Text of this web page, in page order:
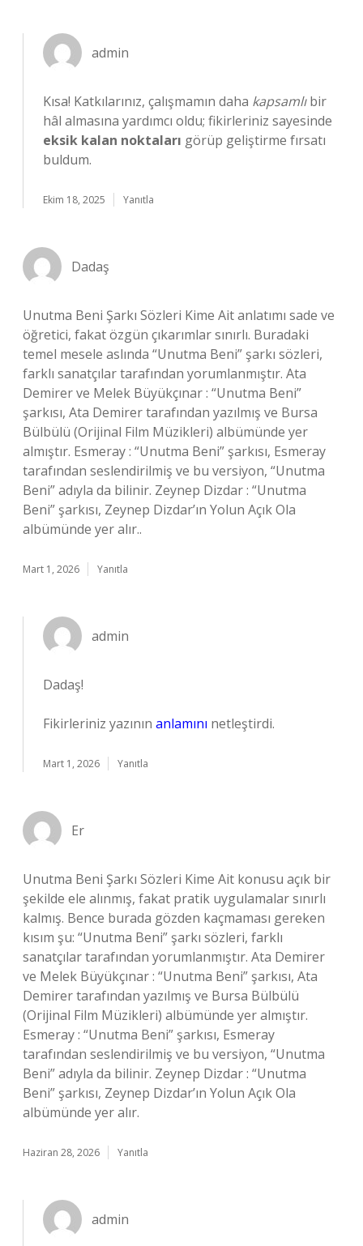
admin
Kısa! Katkılarınız, çalışmamın daha kapsamlıbir
hâl almasına yardımcı oldu; fikirleriniz sayesinde
eksik kalan noktaları görüp geliştirme fırsatı
buldum.
Ekim 18, 2025 Yanıtla
Dadaş
Unutma Beni Şarkı Sözleri Kime Ait anlatımı sade ve
öğretici, fakat özgün çıkarımlar sınırlı. Buradaki
temel mesele aslında “Unutma Beni” şarkı sözleri,
farklı sanatçılar tarafından yorumlanmıştır. Ata
Demirer ve Melek Büyükçınar : “Unutma Beni”
şarkısı, Ata Demirer tarafından yazılmış ve Bursa
Bülbülü (Orijinal Film Müzikleri) albümünde yer
almıştır. Esmeray : “Unutma Beni” şarkısı, Esmeray
tarafından seslendirilmiş ve bu versiyon, “Unutma
Beni” adıyla da bilinir. Zeynep Dizdar : “Unutma
Beni” şarkısı, Zeynep Dizdar’ın Yolun Açık Ola
albümünde yer alır..
Mart 1, 2026 Yanıtla
admin
Dadaş!
Fikirleriniz yazının anlamını netleştirdi.
Mart 1, 2026 Yanıtla
Er
Unutma Beni Şarkı Sözleri Kime Ait konusu açık bir
şekilde ele alınmış, fakat pratik uygulamalar sınırlı
kalmış. Bence burada gözden kaçmaması gereken
kısım şu: “Unutma Beni” şarkı sözleri, farklı
sanatçılar tarafından yorumlanmıştır. Ata Demirer
ve Melek Büyükçınar : “Unutma Beni” şarkısı, Ata
Demirer tarafından yazılmış ve Bursa Bülbülü
(Orijinal Film Müzikleri) albümünde yer almıştır.
Esmeray : “Unutma Beni” şarkısı, Esmeray
tarafından seslendirilmiş ve bu versiyon, “Unutma
Beni” adıyla da bilinir. Zeynep Dizdar : “Unutma
Beni” şarkısı, Zeynep Dizdar’ın Yolun Açık Ola
albümünde yer alır.
Haziran 28, 2026 Yanıtla
admin